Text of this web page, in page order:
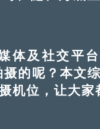
及社交平台
的呢？本文
机位，让大家